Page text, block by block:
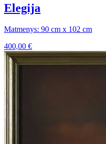
Elegija
Matmenys: 90 cm x 102 cm
400,00 €